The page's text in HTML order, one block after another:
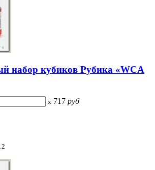
набор кубиков Рубика «WCA
x 717 руб